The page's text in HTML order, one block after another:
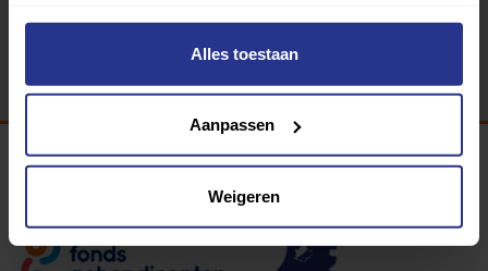
Alles toestaan
Aanpassen
Weigeren
Terug